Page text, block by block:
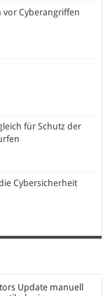
vor Cyberangriffen
für Schutz der
Cybersicherheit
Update manuell